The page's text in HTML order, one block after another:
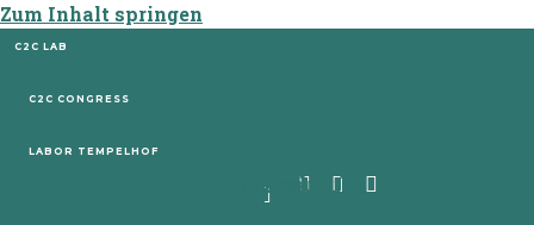
Zum Inhalt springen
C2C LAB
C2C CONGRESS
LABOR TEMPELHOF
Instagram
LinkedinYoutube